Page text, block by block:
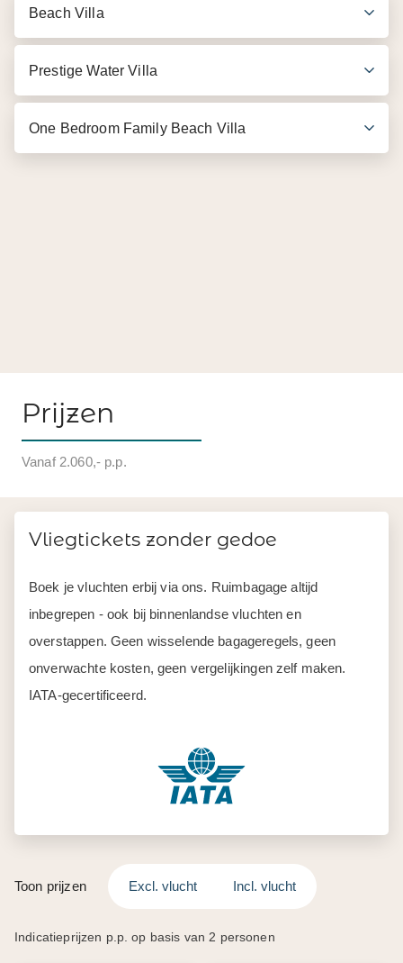
Beach Villa
Prestige Water Villa
One Bedroom Family Beach Villa
Prijzen
Vanaf 2.060,- p.p.
Vliegtickets zonder gedoe
Boek je vluchten erbij via ons. Ruimbagage altijd
inbegrepen - ook bij binnenlandse vluchten en
overstappen. Geen wisselende bagageregels, geen
onverwachte kosten, geen vergelijkingen zelf maken.
IATA-gecertificeerd.
Toon prijzen Excl. vlucht Incl. vlucht
Indicatieprijzen p.p. op basis van 2 personen